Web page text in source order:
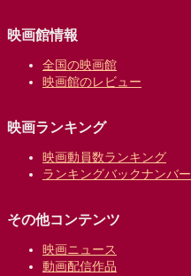
映画館情報
全国の映画館
映画館のレビュー
映画ランキング
映画動員数ランキング
ランキングバックナンバー
その他コンテンツ
映画ニュース
動画配信作品